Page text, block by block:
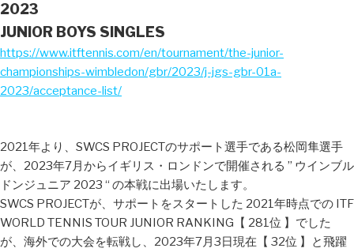
2023
JUNIOR BOYS SINGLES
https://www.itftennis.com/en/tournament/the-junior-
championships-wimbledon/gbr/2023/j-jgs-gbr-01a-
2023/acceptance-list/
2021年より、SWCS PROJECTのサポート選手である松岡隼選手
が、2023年7月からイギリス・ロンドンで開催される ” ウインブル
ドンジュニア 2023 “ の本戦に出場いたします。
SWCS PROJECTが、サポートをスタートした 2021年時点での ITF
WORLD TENNIS TOUR JUNIOR RANKING【 281位 】でした
が、海外での大会を転戦し、2023年7月3日現在【 32位 】と飛躍